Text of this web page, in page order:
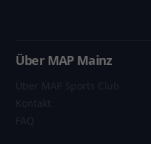
Über MAP Mainz